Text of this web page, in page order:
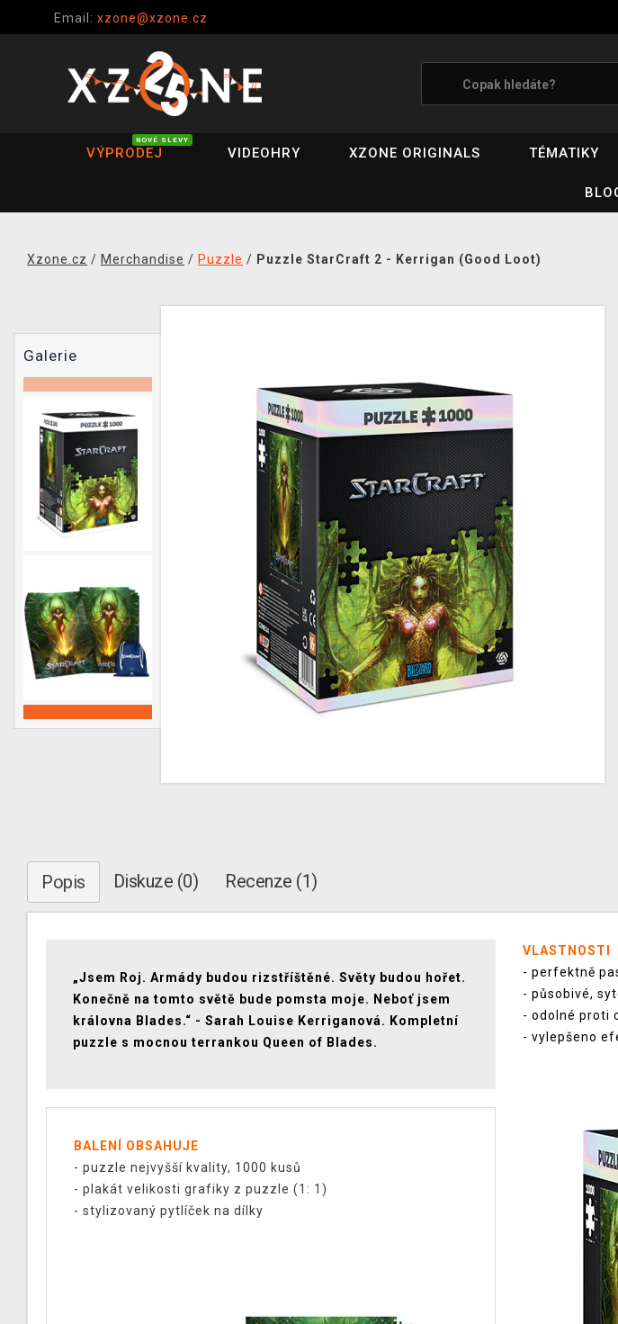
Email: xzone@xzone.cz
VÝPRODEJ
NOVÉ SLEVY
VIDEOHRY XZONE ORIGINALS TÉMATIKY
Xzone.cz / Merchandise / Puzzle / Puzzle StarCraft 2 - Kerrigan (Good Loot)
Galerie
Popis Diskuze (0) Recenze (1)
„Jsem Roj. Armády budou rizstříštěné. Světy budou hořet.
Konečně na tomto světě bude pomsta moje. Neboť jsem
královna Blades.“ - Sarah Louise Kerriganová. Kompletní
puzzle s mocnou terrankou Queen of Blades.
BALENÍ OBSAHUJE
- puzzle nejvyšší kvality, 1000 kusů
- plakát velikosti grafiky z puzzle (1: 1)
- stylizovaný pytlíček na dílky
VLASTNOSTI
- perfektně
- působivé,
- odolné proti
- vylepšeno